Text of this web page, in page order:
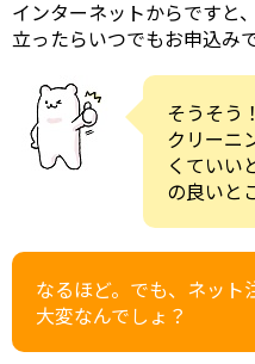
インターネットからですと
立ったらいつでもお申込み
そうそう！
クリーニ
くていい
の良いと
なるほど。でも、ネット
大変なんでしょ？